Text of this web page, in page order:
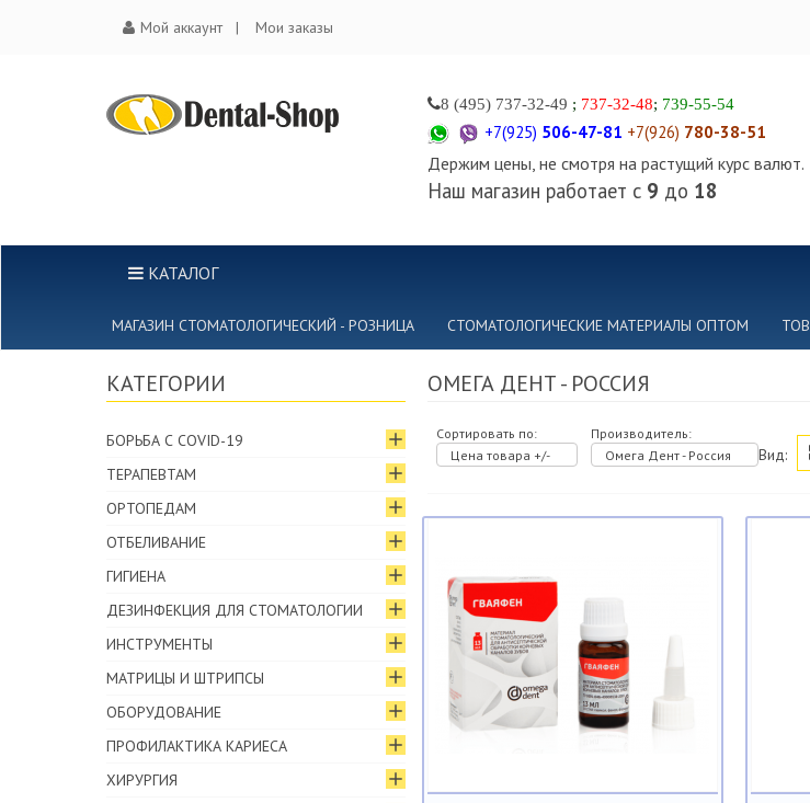
Мой аккаунт Мои заказы
8 (495) 737-32-49 ; 737-32-48; 739-55-54
+7(925) 506-47-81 +7(926) 780-38-51
Держим цены, не смотря на растущий курс валют.
Наш магазин работает с 9 до 18
КАТАЛОГ
МАГАЗИН СТОМАТОЛОГИЧЕСКИЙ - РОЗНИЦА СТОМАТОЛОГИЧЕСКИЕ МАТЕРИАЛЫ ОПТОМ
ОМЕГА ДЕНТ - РОССИЯ
Сортировать по:
Цена товара +/-
Производитель:
Омега Дент - Россия
Вид:
КАТЕГОРИИ
БОРЬБА С COVID-19
ТЕРАПЕВТАМ
ОРТОПЕДАМ
ОТБЕЛИВАНИЕ
ГИГИЕНА
ДЕЗИНФЕКЦИЯ ДЛЯ СТОМАТОЛОГИИ
ИНСТРУМЕНТЫ
МАТРИЦЫ И ШТРИПСЫ
ОБОРУДОВАНИЕ
ПРОФИЛАКТИКА КАРИЕСА
ХИРУРГИЯ